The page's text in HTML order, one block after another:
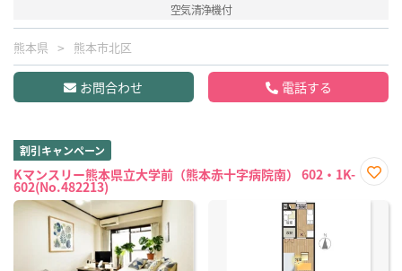
空気清浄機付
熊本県 熊本市北区
お問合わせ 電話する
割引キャンペーン
Kマンスリー熊本県立大学前（熊本赤十字病院南） 602・1K-
602(No.482213)
に入